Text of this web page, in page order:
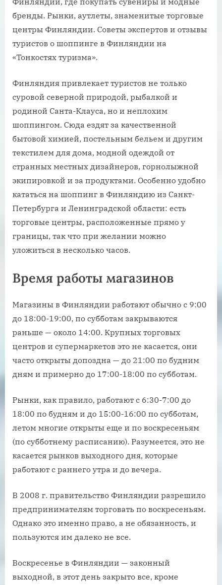
бренды. Рынки, аутлеты, знаменитые торговые
центры Финляндии. Советы экспертов и отзывы
туристов о шоппинге в Финляндии на
«Тонкостях туризма».
Финляндия привлекает туристов не только
суровой северной природой, рыбалкой и
родиной Санта-Клауса, но и неплохим
шоппингом. Сюда ездят за качественной
бытовой химией, постельным бельем и другим
текстилем для дома, модной одеждой от
странных местных дизайнеров, горнолыжной
экипировкой и за продуктами. Особенно удобно
кататься на шоппинг в Финляндию из Санкт-
Петербурга и Ленинградской области: есть
торговые центры, расположенные прямо у
границы, так что при желании можно
уложиться в несколько часов.
Время работы магазинов
Магазины в Финляндии работают обычно с 9:00
до 18:00-19:00, по субботам закрываются
раньше — около 14:00. Крупных торговых
центров и супермаркетов это не касается, они
часто открыты допоздна — до 21:00 по будним
дням и примерно до 17:00-18:00 по субботам.
Рынки, как правило, работают с 6:30-7:00 до
18:00 по будням и до 15:00-16:00 по субботам,
летом многие открыты еще и по воскресеньям
(по субботнему расписанию). Разумеется, это не
касается рынков выходного дня, которые
работают с раннего утра и до вечера.
В 2008 г. правительство Финляндии разрешило
предпринимателям торговать по воскресеньям.
Однако это именно право, а не обязанность, и
пользуются им далеко не все.
Воскресенье в Финляндии — законный
выходной, в этот день закрыто все, кроме